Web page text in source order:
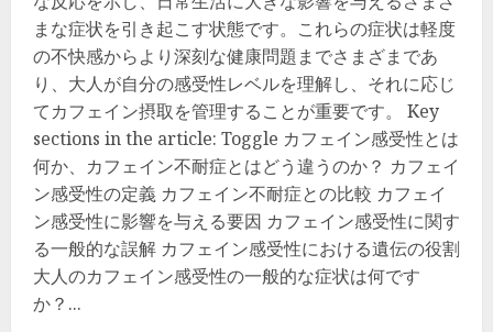
まな症状を引き起こす状態です。これらの症状は軽度
の不快感からより深刻な健康問題までさまざまであ
り、大人が自分の感受性レベルを理解し、それに応じ
てカフェイン摂取を管理することが重要です。 Key
sections in the article: Toggle カフェイン感受性とは
何か、カフェイン不耐症とはどう違うのか？ カフェイ
ン感受性の定義 カフェイン不耐症との比較 カフェイ
ン感受性に影響を与える要因 カフェイン感受性に関す
る一般的な誤解 カフェイン感受性における遺伝の役割
大人のカフェイン感受性の一般的な症状は何です
か？...